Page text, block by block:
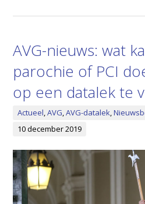
AVG-nieuws: wat
parochie of PCI
op een datalek te
Actueel,AVG,AVG-datalek,
10 december 2019